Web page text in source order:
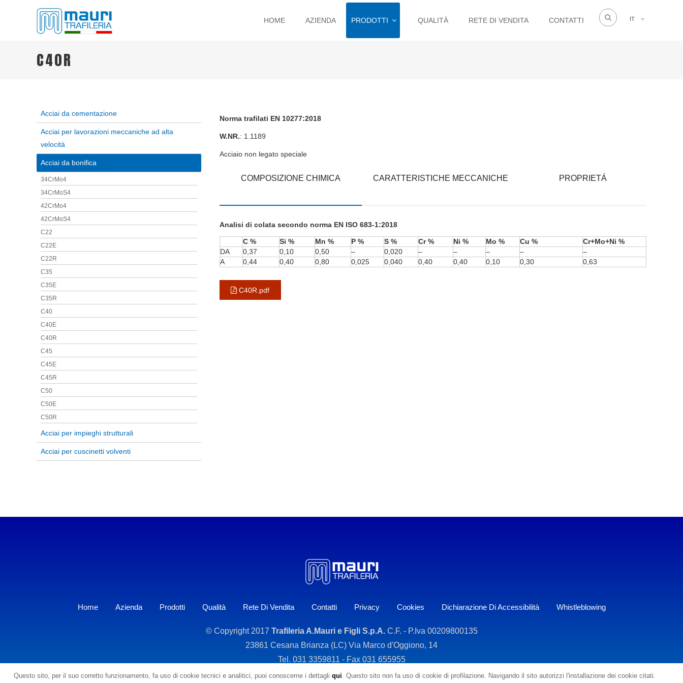
HOME AZIENDA PRODOTTI QUALITÀ RETE DI VENDITA CONTATTI IT
C40R
Acciai da cementazione
Acciai per lavorazioni meccaniche ad alta
velocità
Acciai da bonifica
34CrMo4
34CrMoS4
42CrMo4
42CrMoS4
C22
C22E
C22R
C35
C35E
C35R
C40
C40E
C40R
C45
C45E
C45R
C50
C50E
C50R
Acciai per impieghi strutturali
Acciai per cuscinetti volventi
Norma trafilati EN 10277:2018
W.NR.: 1.1189
Acciaio non legato speciale
COMPOSIZIONE CHIMICA CARATTERISTICHE MECCANICHE PROPRIETÁ
Analisi di colata secondo norma EN ISO 683-1:2018
C % Si % Mn % P % S % Cr % Ni % Mo % Cu %
Cr+Mo+Ni %
DA
0,37 0,10 0,50 – 0,020 – – – –
–
A
0,44 0,40 0,80 0,025 0,040 0,40 0,40 0,10 0,30 0,63
C40R.pdf
Home Azienda Prodotti Qualità Rete Di Vendita Contatti Privacy Cookies Dichiarazione Di Accessibilità Whistleblowing
© Copyright 2017 Trafileria A.Mauri e Figli S.p.A.C.F. - P.Iva 00209800135
23861 Cesana Brianza (LC) Via Marco d'Oggiono, 14
Tel. 031 3359811 - Fax 031 655955
Questo sito, per il suo corretto funzionamento, fa uso di cookie tecnici e analitici, puoi conoscerne i dettagli qui. Questo sito non fa uso di cookie di profilazione. Navigando il sito autorizzi l'installazione dei cookie citati.